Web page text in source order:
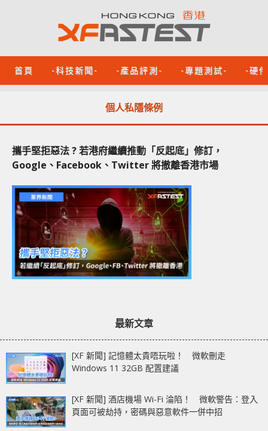
首頁 -科技新聞- -產品評測- -專題測試- -硬
個人私隱條例
攜手堅拒惡法 ? 若港府繼續推動「反起底」修訂，
Google、Facebook、Twitter 將撤離香港市場
最新文章
[XF 新聞] 記憶體太貴唔玩啦！ 微軟刪走
Windows 11 32GB 配置建議
[XF 新聞] 酒店機場 Wi-Fi 淪陷！ 微軟警告：登入
頁面可被劫持，密碼與惡意軟件一併中招